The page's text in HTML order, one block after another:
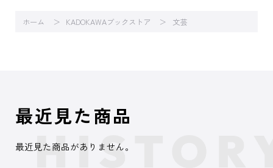
ホーム KADOKAWAブックストア 文芸
最近見た商品
最近見た商品がありません。